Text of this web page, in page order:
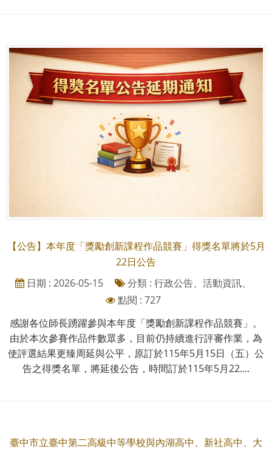
【公告】本年度「獎勵創新課程作品競賽」得獎名單將於5月
22日公告
日期 : 2026-05-15
分類 : 行政公告、活動資訊、
點閱 : 727
感謝各位師長踴躍參與本年度「獎勵創新課程作品競賽」。
由於本次參賽作品件數眾多，目前仍持續進行評審作業，為
使評選結果更臻周延與公平，原訂於115年5月15日（五）公
告之得獎名單，將延後公告，時間訂於115年5月22....
臺中市立臺中第二高級中等學校與內湖高中、新社高中、大